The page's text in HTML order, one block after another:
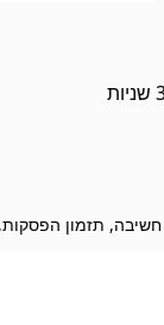
חשיבה, תזמון